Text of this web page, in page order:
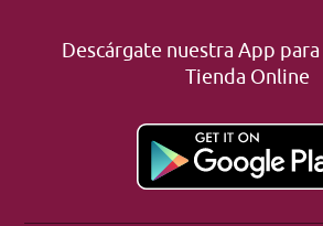
Descárgate nuestra App
Tienda Online